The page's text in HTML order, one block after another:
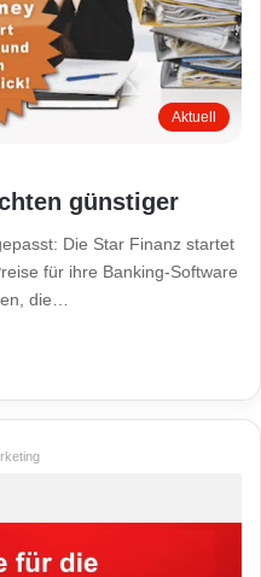
Aktuell
günstiger
Die Star Finanz startet
für ihre Banking-Software
die…